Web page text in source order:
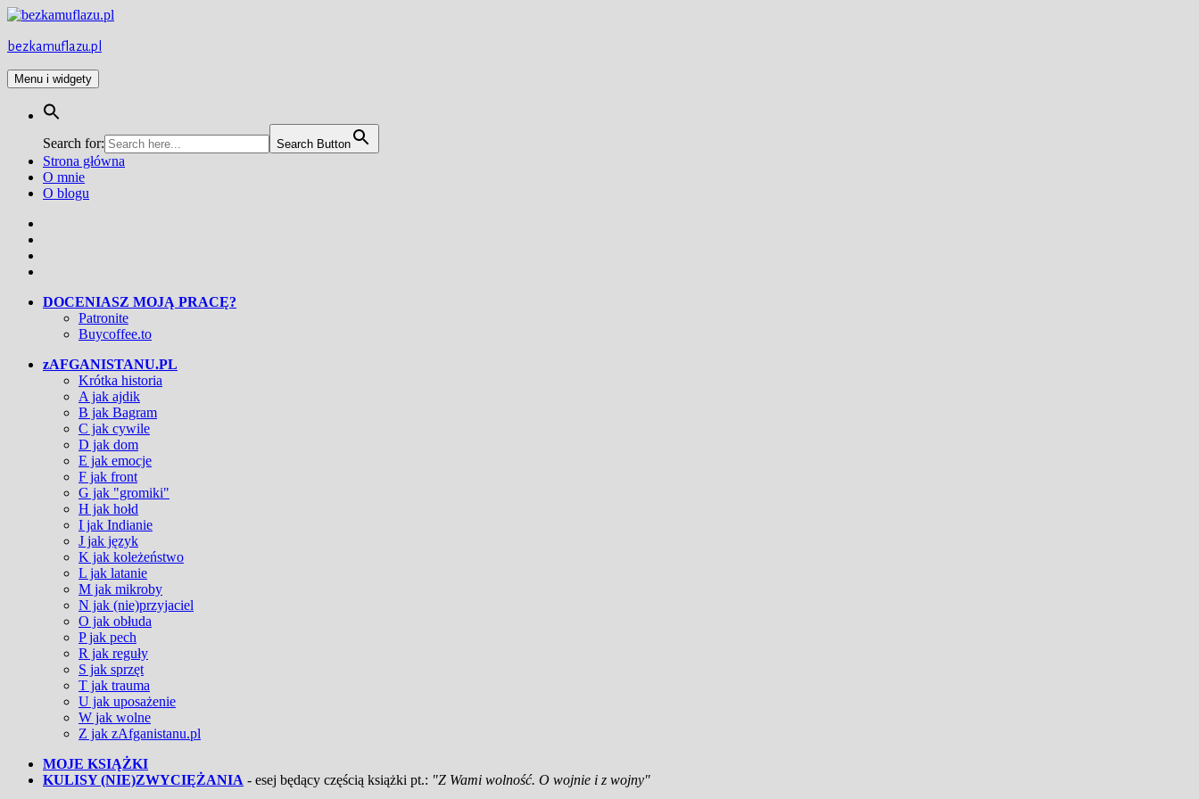
Przejdź
treści
bezkamuflazu.pl
Menu i widgety
Search for: Search Button
Strona główna
O mnie
O blogu
DOCENIASZ MOJĄ PRACĘ?
Patronite
Buycoffee.to
zAFGANISTANU.PL
Krótka historia
A jak ajdik
B jak Bagram
C jak cywile
D jak dom
E jak emocje
F jak front
G jak "gromiki"
H jak hołd
I jak Indianie
J jak język
K jak koleżeństwo
L jak latanie
M jak mikroby
N jak (nie)przyjaciel
O jak obłuda
P jak pech
R jak reguły
S jak sprzęt
T jak trauma
U jak uposażenie
W jak wolne
Z jak zAfganistanu.pl
MOJE KSIĄŻKI
KULISY (NIE)ZWYCIĘŻANIA - esej będący częścią książki pt.: "Z Wami wolność. O wojnie i z wojny"